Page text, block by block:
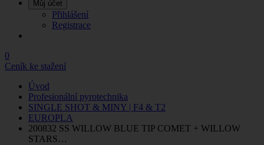
Můj účet
Přihlášení
Registrace
0
Ceník ke stažení
Úvod
Profesionální pyrotechnika
SINGLE SHOT & MINY | F4 & T2
EUROPLA
200832 SS WILLOW BLUE TIP COMET + WILLOW
STARS…